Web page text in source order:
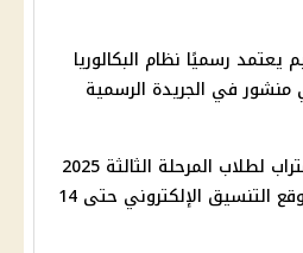
يعتمد رسميًا نظام البكالوريا
منشور في الجريدة الرسمية
تقليل الاغتراب لطلاب المرحلة الثالثة 2025
يبدأ عبر موقع التنسيق الإلكتروني حتى 14